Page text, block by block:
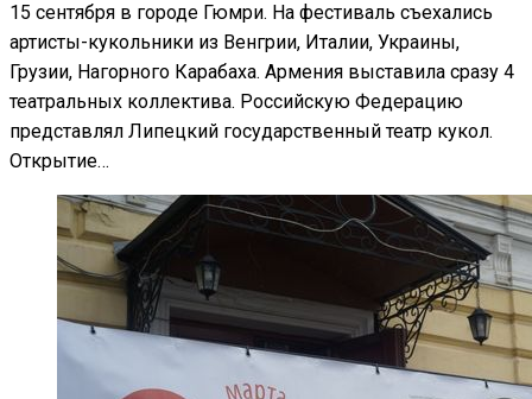
15 сентября в городе Гюмри. На фестиваль съехались
артисты-кукольники из Венгрии, Италии, Украины,
Грузии, Нагорного Карабаха. Армения выставила сразу 4
театральных коллектива. Российскую Федерацию
представлял Липецкий государственный театр кукол.
Открытие…